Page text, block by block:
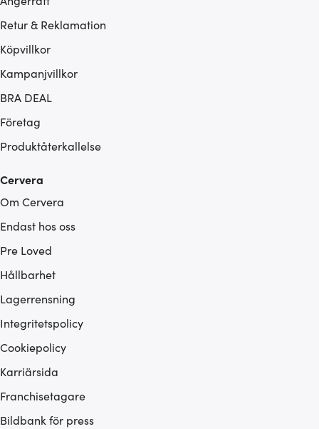
Retur & Reklamation
Köpvillkor
Kampanjvillkor
BRA DEAL
Företag
Produktåterkallelse
Cervera
Om Cervera
Endast hos oss
Pre Loved
Hållbarhet
Lagerrensning
Integritetspolicy
Cookiepolicy
Karriärsida
Franchisetagare
Bildbank för press